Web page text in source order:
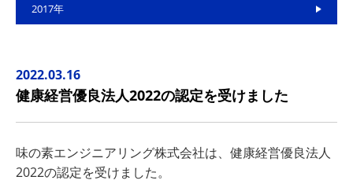
2017年
2022.03.16
健康経営優良法人2022の認定を受けました
味の素エンジニアリング株式会社は、健康経営優良法人
2022の認定を受けました。